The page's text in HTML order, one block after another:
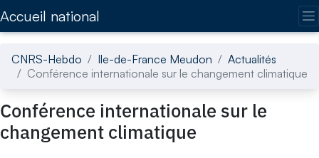
Accueil national
CNRS-Hebdo Ile-de-France Meudon
Actualités
Conférence internationale sur le changement climatique
Conférence internationale sur le
changement climatique